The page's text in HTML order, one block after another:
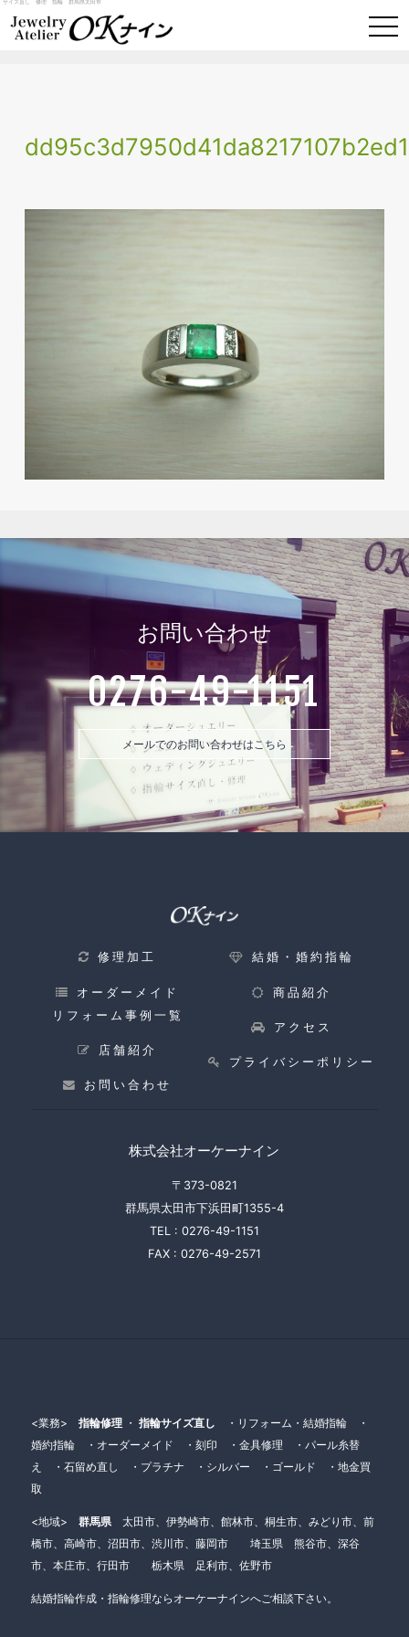
サイズ直し 修理 指輪 群馬県太田市
お問い合わせ
0276-49-1151
メールでのお問い合わせはこちら
修理加工
オーダーメイド
リフォーム事例一覧
店舗紹介
お問い合わせ
結婚・婚約指輪
商品紹介
アクセス
プライバシーポリシー
株式会社オーケーナイン
〒373-0821
群馬県太田市下浜田町1355-4
TEL : 0276-49-1151
FAX : 0276-49-2571
<業務> 指輪修理・ 指輪サイズ直し ・リフォーム・結婚指輪 ・
婚約指輪 ・オーダーメイド ・刻印 ・金具修理 ・パール糸替
え ・石留め直し ・プラチナ ・シルバー ・ゴールド ・地金買
取
<地域> 群馬県太田市、伊勢崎市、館林市、桐生市、みどり市、前
橋市、高崎市、沼田市、渋川市、藤岡市 埼玉県 熊谷市、深谷
市、本庄市、行田市 栃木県 足利市、佐野市
結婚指輪作成・指輪修理ならオーケーナインへご相談下さい。